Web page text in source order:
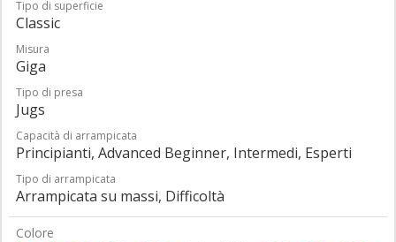
Tipo di superficie
Classic
Misura
Giga
Tipo di presa
Jugs
Capacità di arrampicata
Principianti, Advanced Beginner, Intermedi, Esperti
Tipo di arrampicata
Arrampicata su massi, Difficoltà
Colore